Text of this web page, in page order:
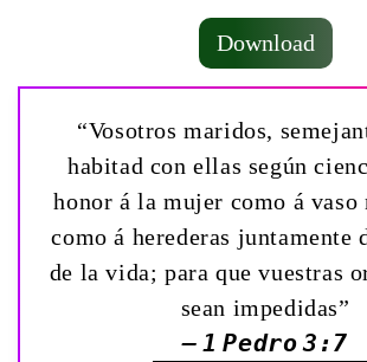
Download
“Vosotros maridos,
habitad con ellas según
honor á la mujer como á
como á herederas juntamente
de la vida; para que vuestras
sean impedidas”
— 1 Pedro 3:7